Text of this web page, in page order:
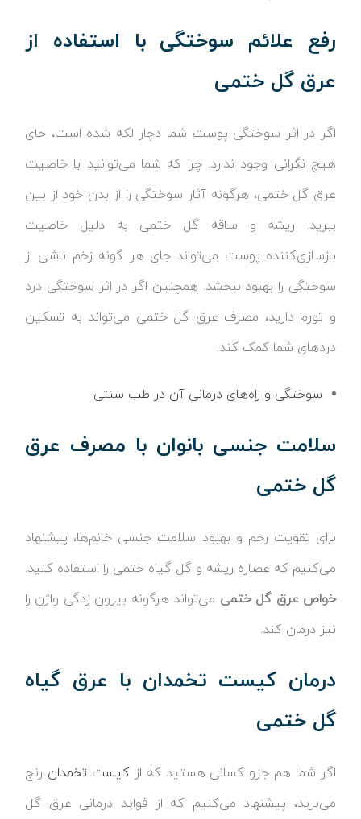
رفع علائم سوختگی با استفاده از
عرق گل ختمی
اگر در اثر سوختگی پوست شما دچار لکه شده است، جای
هیچ نگرانی وجود ندارد. چرا که شما می‌توانید با خاصیت
عرق گل ختمی، هرگونه آثار سوختگی را از بدن خود از بین
ببرید. ریشه و ساقه گل ختمی به دلیل خاصیت
بازسازی‌کننده پوست می‌تواند جای هر گونه زخم ناشی از
سوختگی را بهبود ببخشد. همچنین اگر در اثر سوختگی درد
و تورم دارید، مصرف عرق گل ختمی می‌تواند به تسکین
دردهای شما کمک کند.
سوختگی و راه‌های درمانی آن در طب سنتی
سلامت جنسی بانوان با مصرف عرق
گل ختمی
برای تقویت رحم و بهبود سلامت جنسی خانم‌ها، پیشنهاد
می‌کنیم که عصاره ریشه و گل گیاه ختمی را استفاده کنید.
خواص عرق گل ختمی می‌تواند هرگونه بیرون زدگی واژن را
نیز درمان کند.
درمان کیست تخمدان با عرق گیاه
گل ختمی
اگر شما هم جزو کسانی هستید که ازکیست تخمدان رنج
می‌برید، پیشنهاد می‌کنیم که از فواید درمانی عرق گل